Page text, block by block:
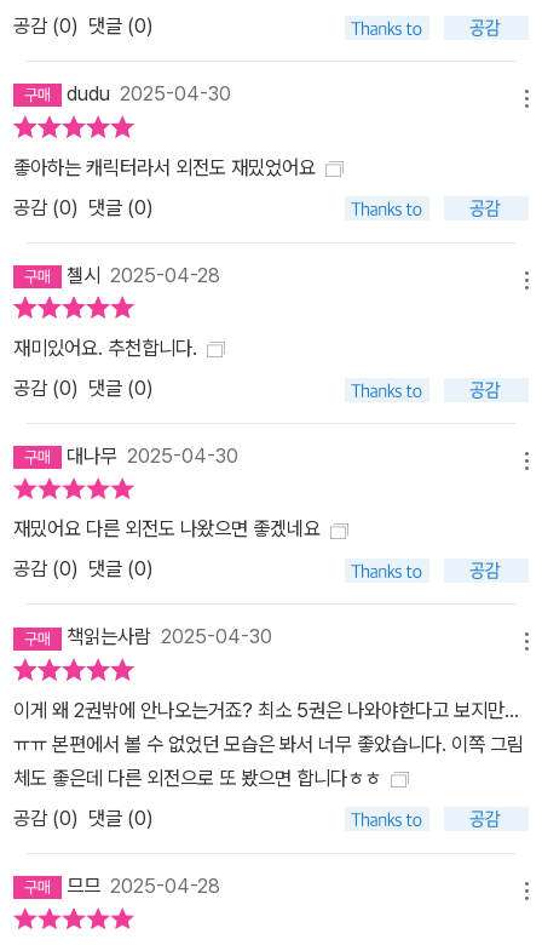
공감 (0) 댓글 (0)
dudu 2025-04-30
좋아하는 캐릭터라서 외전도 재밌었어요
공감 (0) 댓글 (0)
첼시 2025-04-28
재미있어요. 추천합니다.
공감 (0) 댓글 (0)
대나무 2025-04-30
재밌어요 다른 외전도 나왔으면 좋겠네요
공감 (0) 댓글 (0)
책읽는사람 2025-04-30
이게 왜 2권밖에 안나오는거죠? 최소 5권은 나와야한다고 보지만...
ㅠㅠ 본편에서 볼 수 없었던 모습은 봐서 너무 좋았습니다. 이쪽 그림
체도 좋은데 다른 외전으로 또 봤으면 합니다ㅎㅎ
공감 (0) 댓글 (0)
므므 2025-04-28